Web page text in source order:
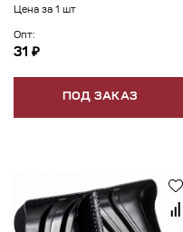
Цена за 1 шт
Опт:
31 ₽
ПОД ЗАКАЗ